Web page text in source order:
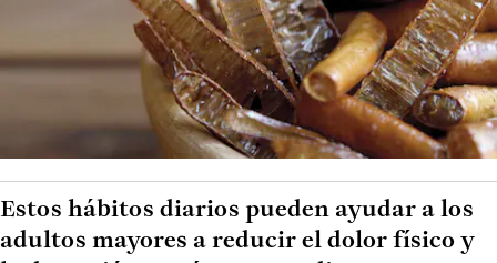
Estos hábitos diarios pueden ayudar a los
adultos mayores a reducir el dolor físico y